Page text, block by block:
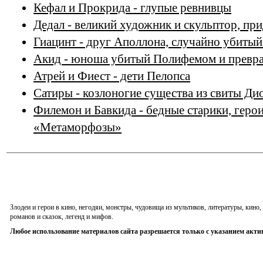
Кефал и Прокрида - глупые ревнивцы
Дедал - великий художник и скульптор,
Гиацинт - друг Аполлона, случайно
Акид - юноша убитый Полифемом и
Атрей и Фиест - дети Пелопса
Сатиры - козлоногие существа из свиты
Филемон и Бавкида - бедные старики,
«Метаморфозы»
Злодеи и герои в кино, негодяи, монстры, чудовища из мультиков, литературы,
романов и сказок, легенд и мифов.
Любое использование материалов сайта разрешается только с указанием